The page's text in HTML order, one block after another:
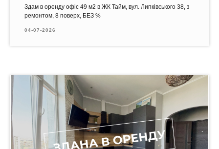
Здам в оренду офіс 49 м2 в ЖК Тайм, вул. Липківського 38, з
ремонтом, 8 поверх, БЕЗ %
04-07-2026